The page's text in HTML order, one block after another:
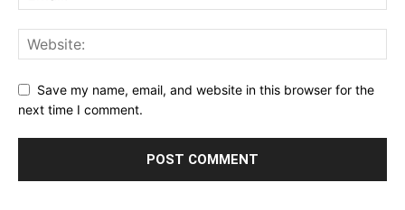
Save my name, email, and website in this browser for the
next time I comment.